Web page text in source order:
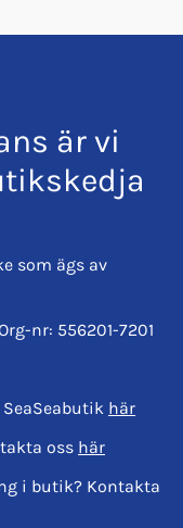
är vi
som ägs av
nr: 556201-7201
här
oss här
i butik? Kontakta